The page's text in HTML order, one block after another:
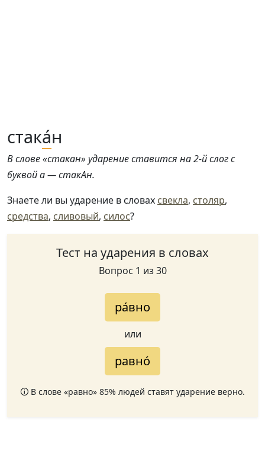
стака́н
В слове «стакан» ударение ставится на 2-й слог с
буквой а — стакАн.
Знаете ли вы ударение в словах свекла, столяр,
средства, сливовый, силос?
Тест на ударения в словах
Вопрос 1 из 30
ра́вно
или
равно́
🛈 В слове «равно» 85% людей ставят ударение верно.